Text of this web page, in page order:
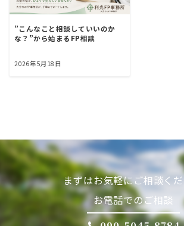
”こんなこと相談していいのか
な？”から始まるFP相談
2026年5月18日
まずはお気軽にご相談く
お電話でのご相談